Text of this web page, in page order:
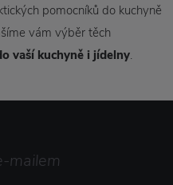
pomocníků do kuchyně
vám výběr těch
vaší kuchyně i jídelny.
mailem